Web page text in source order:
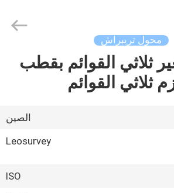
محول تريبراش
ثلاثي القوائم بقطب
ثلاثي القوائم
الصين
Leosurvey
ISO